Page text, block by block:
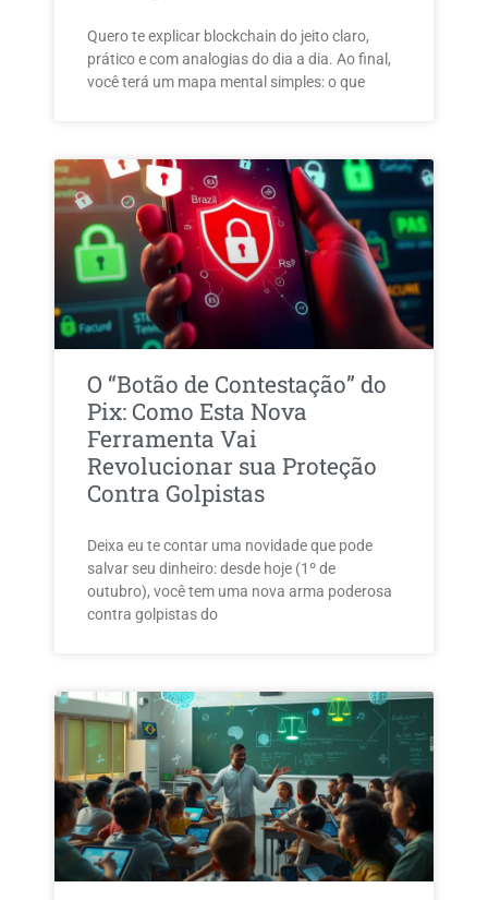
Quero te explicar blockchain do jeito claro,
prático e com analogias do dia a dia. Ao final,
você terá um mapa mental simples: o que
O “Botão de Contestação” do
Pix: Como Esta Nova
Ferramenta Vai
Revolucionar sua Proteção
Contra Golpistas
Deixa eu te contar uma novidade que pode
salvar seu dinheiro: desde hoje (1º de
outubro), você tem uma nova arma poderosa
contra golpistas do